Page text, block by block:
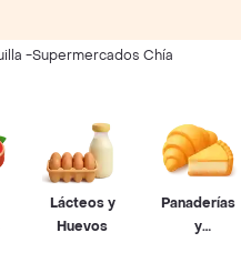
-Supermercados Chía
Lácteos y
Huevos
Panaderías
y